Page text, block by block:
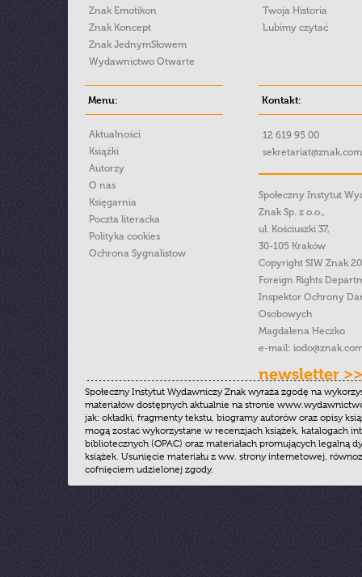
Znak Emotikon
Znak Koncept
Znak JednymSłowem
Wydawnictwo Otwarte
Twoja Historia
Lubimy czytać
Menu:
Aktualności
Książki
Autorzy
O nas
Księgarnia
Poczta literacka
Polityka cookies
Ochrona Sygnalistow
Kontakt:
12 619 95 00
Społeczny Instytut
Znak Sp. z o.o.,
ul. Kościuszki 37,
30-105 Kraków
Copyright SIW Znak
Foreign Rights
Inspektor Ochrony
Osobowych
Magdalena Heczko
e-mail:
newsletter >>
Społeczny Instytut Wydawniczy Znak wyraża zgodę na
materiałów dostępnych aktualnie na stronie
jak: okładki, fragmenty tekstu, biogramy autorów oraz opisy
mogą zostać wykorzystane w recenzjach książek, katalogach
bibliotecznych (OPAC) oraz materiałach promujących legalną
książek. Usunięcie materiału z ww. strony internetowej,
cofnięciem udzielonej zgody.